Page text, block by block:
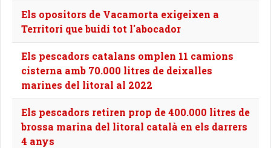
Els opositors de Vacamorta exigeixen a
Territori que buidi tot l'abocador
Els pescadors catalans omplen 11 camions
cisterna amb 70.000 litres de deixalles
marines del litoral al 2022
Els pescadors retiren prop de 400.000 litres de
brossa marina del litoral català en els darrers
4 anys